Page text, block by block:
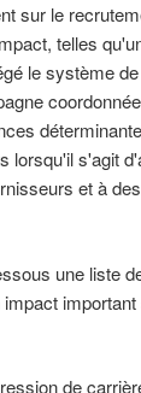
sur le
telles
le système
lorsqu'il s'agit
et à
une liste
de